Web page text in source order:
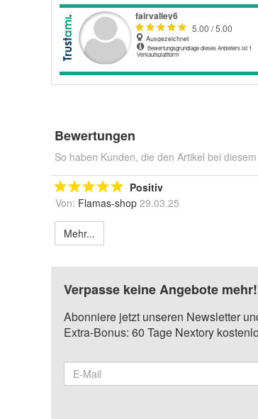
Bewertungen
So haben Kunden, die den Artikel bei
Positiv
Von: Flamas-shop 29.03.25
Mehr...
Verpasse keine Angebote mehr!
Abonniere jetzt unseren Newsletter
Extra-Bonus: 60 Tage Nextory